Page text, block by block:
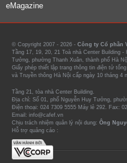
eMagazine
© Copyright 2007 - 2026 - Công ty Cổ phần
Tầng 17, 19, 20, 21 Toà nhà Center Building
Tưởng, phường Thanh Xuân, thành phố Hà
Giấy phép thiết lập trang thông tin điện tử
và Truyền thông Hà Nội cấp ngày 10 tháng 4
Tầng 21, tòa nhà Center Building.
Địa chỉ: Số 01, phố Nguyễn Huy Tưởng,
Điện thoại: 024 7309 5555 Máy lẻ 292. Fax:
Email: info@cafef.vn
Chịu trách nhiệm quản lý nội dung: Ông
Hỗ trợ quảng cáo :